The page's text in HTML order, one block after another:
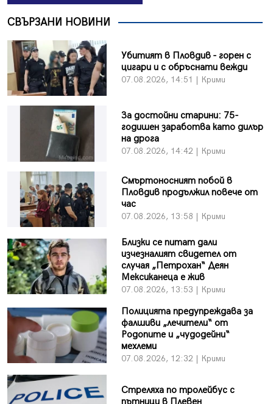
СВЪРЗАНИ НОВИНИ
Убитият в Пловдив - горен с
цигари и с обръснати вежди
07.08.2026, 14:51 | Крими
За достойни старини: 75-
годишен заработва като дилър
на дрога
07.08.2026, 14:42 | Крими
Смъртоносният побой в
Пловдив продължил повече от
час
07.08.2026, 13:58 | Крими
Близки се питат дали
изчезналият свидетел от
случая „Петрохан“ Деян
Мексиканеца е жив
07.08.2026, 13:53 | Крими
Полицията предупреждава за
фалшиви „лечители“ от
Родопите и „чудодейни“
мехлеми
07.08.2026, 12:32 | Крими
Стреляха по тролейбус с